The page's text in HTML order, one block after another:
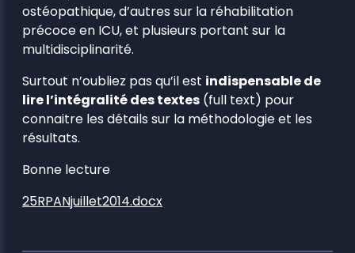
ostéopathique, d’autres sur la réhabilitation
précoce en ICU, et plusieurs portant sur la
multidisciplinarité.
Surtout n’oubliez pas qu’il est indispensable de
lire l’intégralité des textes (full text) pour
connaitre les détails sur la méthodologie et les
résultats.
Bonne lecture
25RPANjuillet2014.docx